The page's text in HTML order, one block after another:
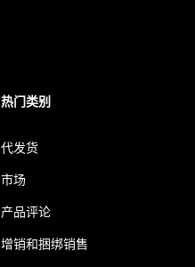
热门类别
代发货
市场
产品评论
增销和捆绑销售